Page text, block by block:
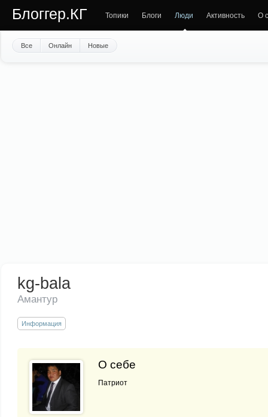
Блоггер.КГ Топики Блоги Люди Активность О
Все Онлайн Новые
kg-bala
Амантур
Информация
О себе
Патриот